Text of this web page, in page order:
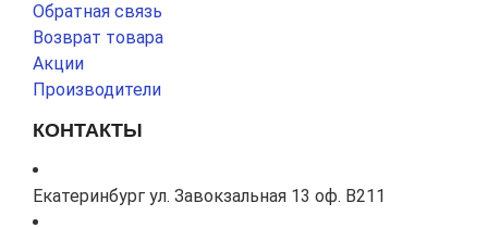
Обратная связь
Возврат товара
Акции
Производители
КОНТАКТЫ
Екатеринбург ул. Завокзальная 13 оф. В211